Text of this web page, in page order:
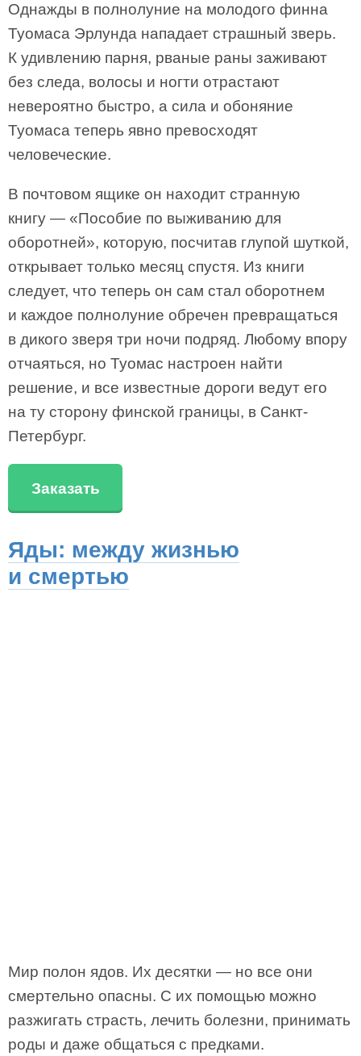
Однажды в полнолуние на молодого финна
Туомаса Эрлунда нападает страшный зверь.
К удивлению парня, рваные раны заживают
без следа, волосы и ногти отрастают
невероятно быстро, а сила и обоняние
Туомаса теперь явно превосходят
человеческие.
В почтовом ящике он находит странную
книгу — «Пособие по выживанию для
оборотней», которую, посчитав глупой шуткой,
открывает только месяц спустя. Из книги
следует, что теперь он сам стал оборотнем
и каждое полнолуние обречен превращаться
в дикого зверя три ночи подряд. Любому впору
отчаяться, но Туомас настроен найти
решение, и все известные дороги ведут его
на ту сторону финской границы, в Санкт-
Петербург.
Заказать
Яды: между жизнью
и смертью
Мир полон ядов. Их десятки — но все они
смертельно опасны. С их помощью можно
разжигать страсть, лечить болезни, принимать
роды и даже общаться с предками.